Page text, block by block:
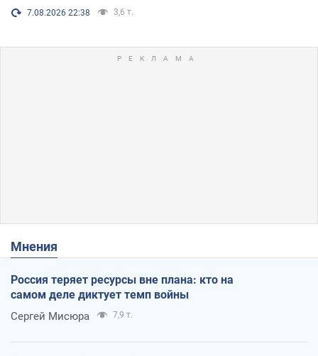
7.08.2026 22:38 3,6 т.
Мнения
Россия теряет ресурсы вне плана: кто на
самом деле диктует темп войны
Сергей Мисюра 7,9 т.